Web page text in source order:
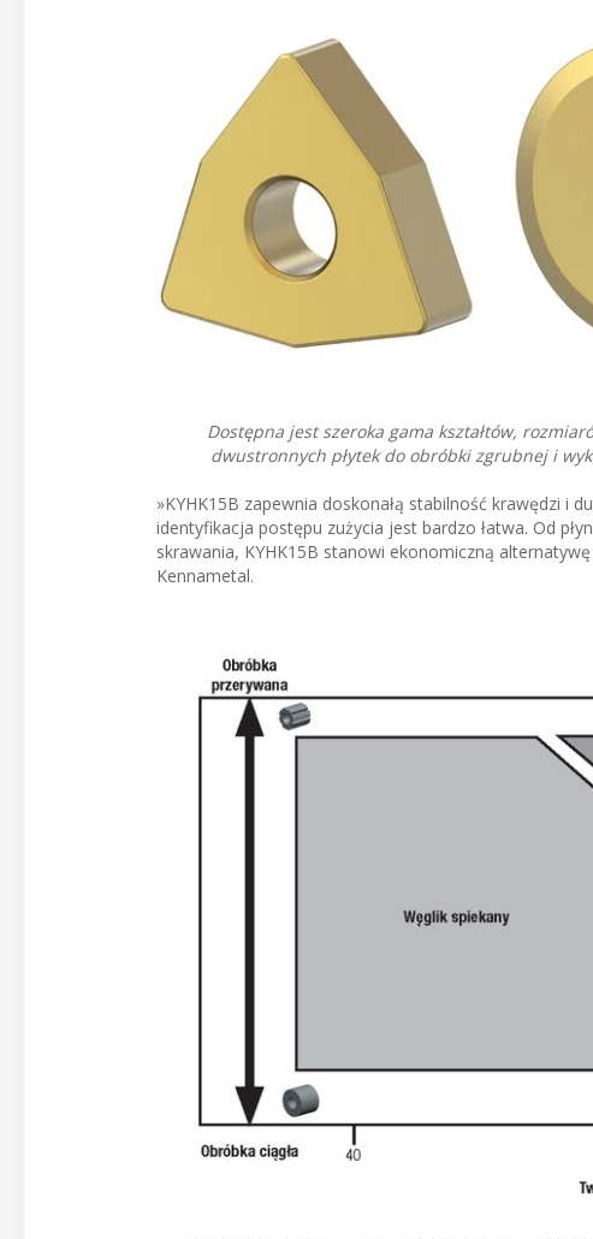
Dostępna jest szeroka gama kształtów,
dwustronnych płytek do obróbki zgrubnej i
»KYHK15B zapewnia doskonałą stabilność krawędzi i
identyfikacja postępu zużycia jest bardzo łatwa. Od
skrawania, KYHK15B stanowi ekonomiczną
Kennametal.